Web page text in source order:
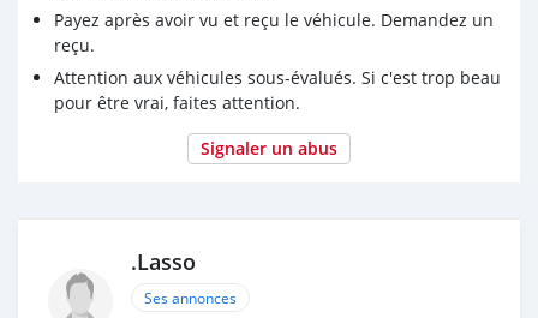
Payez après avoir vu et reçu le véhicule. Demandez un
reçu.
Attention aux véhicules sous-évalués. Si c'est trop beau
pour être vrai, faites attention.
Signaler un abus
.Lasso
Ses annonces